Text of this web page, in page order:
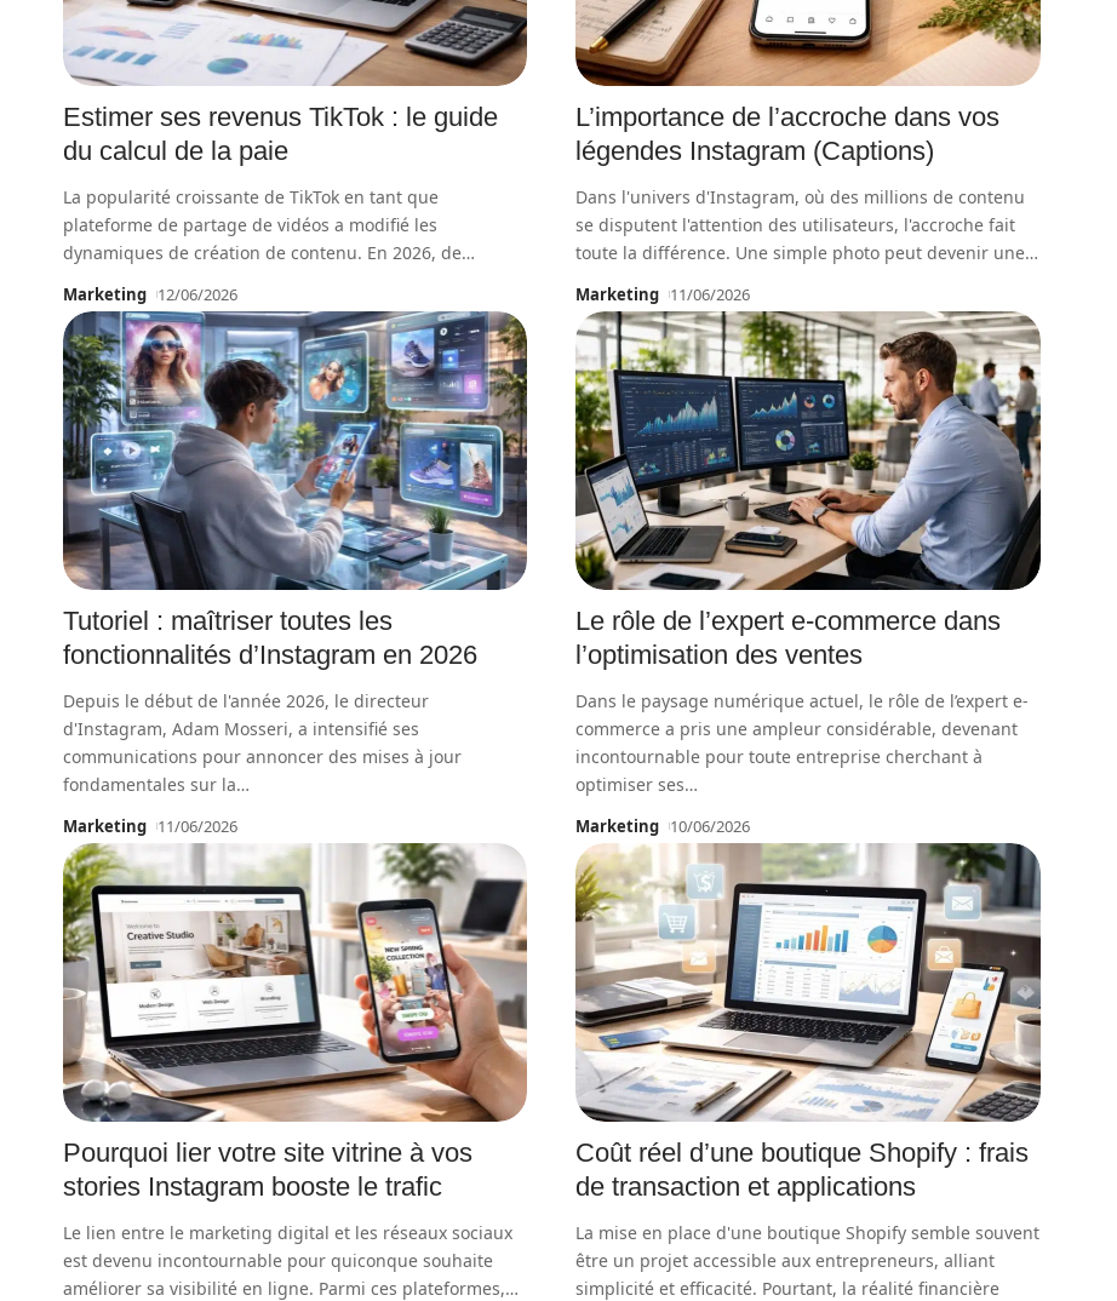
Estimer ses revenus TikTok : le guide
du calcul de la paie
La popularité croissante de TikTok en tant que
plateforme de partage de vidéos a modifié les
dynamiques de création de contenu. En 2026, de…
Marketing 12/06/2026
L’importance de l’accroche dans vos
légendes Instagram (Captions)
Dans l'univers d'Instagram, où des millions de contenu
se disputent l'attention des utilisateurs, l'accroche fait
toute la différence. Une simple photo peut devenir une…
Marketing 11/06/2026
Tutoriel : maîtriser toutes les
fonctionnalités d’Instagram en 2026
Depuis le début de l'année 2026, le directeur
d'Instagram, Adam Mosseri, a intensifié ses
communications pour annoncer des mises à jour
fondamentales sur la…
Marketing 11/06/2026
Le rôle de l’expert e-commerce dans
l’optimisation des ventes
Dans le paysage numérique actuel, le rôle de l’expert e-
commerce a pris une ampleur considérable, devenant
incontournable pour toute entreprise cherchant à
optimiser ses…
Marketing 10/06/2026
Pourquoi lier votre site vitrine à vos
stories Instagram booste le trafic
Le lien entre le marketing digital et les réseaux sociaux
est devenu incontournable pour quiconque souhaite
améliorer sa visibilité en ligne. Parmi ces plateformes,…
Coût réel d’une boutique Shopify : frais
de transaction et applications
La mise en place d'une boutique Shopify semble souvent
être un projet accessible aux entrepreneurs, alliant
simplicité et efficacité. Pourtant, la réalité financière